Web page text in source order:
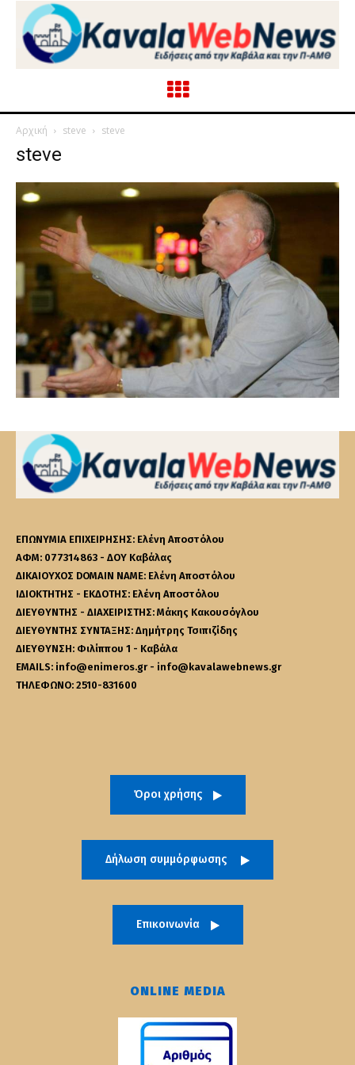
Αρχική steve steve
steve
ΕΠΩΝΥΜΙΑ ΕΠΙΧΕΙΡΗΣΗΣ: Ελένη Αποστόλου
ΑΦΜ: 077314863 - ΔΟΥ Καβάλας
ΔΙΚΑΙΟΥΧΟΣ DOMAIN NAME: Ελένη Αποστόλου
ΙΔΙΟΚΤΗΤΗΣ - ΕΚΔΟΤΗΣ: Ελένη Αποστόλου
ΔΙΕΥΘΥΝΤΗΣ - ΔΙΑΧΕΙΡΙΣΤΗΣ: Μάκης Κακουσόγλου
ΔΙΕΥΘΥΝΤΗΣ ΣΥΝΤΑΞΗΣ: Δημήτρης Τσιπιζίδης
ΔΙΕΥΘΥΝΣΗ: Φιλίππου 1 - Καβάλα
EMAILS: info@enimeros.gr - info@kavalawebnews.gr
ΤΗΛΕΦΩΝΟ: 2510-831600
Όροι χρήσης
Δήλωση συμμόρφωσης
Επικοινωνία
ONLINE MEDIA